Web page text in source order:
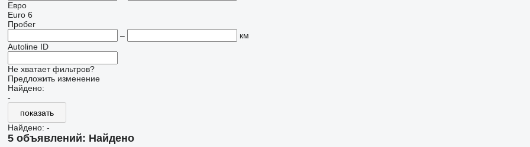
Евро
Euro 6
Пробег
–
км
Autoline ID
Не хватает фильтров?
Предложить изменение
Найдено:
-
показать
Найдено: -
5 объявлений: Найдено